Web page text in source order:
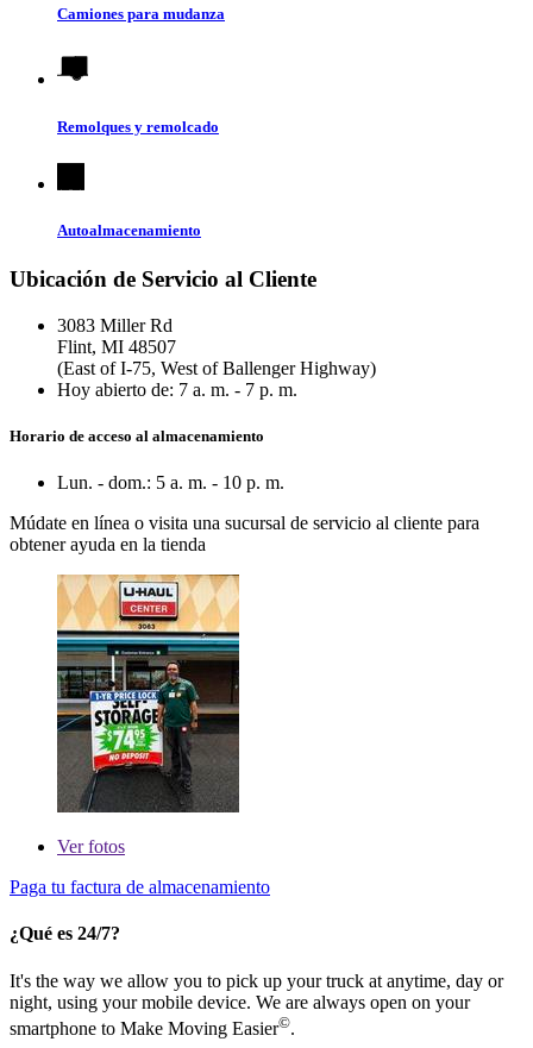
Camiones para mudanza
Remolques y remolcado
Autoalmacenamiento
Ubicación de Servicio al Cliente
3083 Miller Rd
Flint, MI 48507
(East of I-75, West of Ballenger Highway)
Hoy abierto de: 7 a. m. - 7 p. m.
Horario de acceso al almacenamiento
Lun. - dom.: 5 a. m. - 10 p. m.
Múdate en línea o visita una sucursal de servicio al cliente para
obtener ayuda en la tienda
Verfotos
Paga tu factura de almacenamiento
¿Qué es 24/7?
It's the way we allow you to pick up your truck at anytime, day or
night, using your mobile device. We are always open on your
smartphone to Make Moving Easier©.